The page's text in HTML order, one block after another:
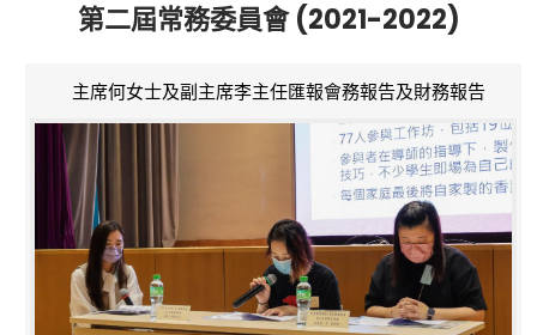
第二屆常務委員會 (2021-2022)
主席何女士及副主席李主任匯報會務報告及財務報告